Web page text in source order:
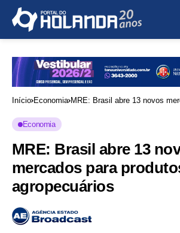
Início Economia MRE: Brasil abre 13 novos
Economia
MRE: Brasil abre 13
mercados para
agropecuários